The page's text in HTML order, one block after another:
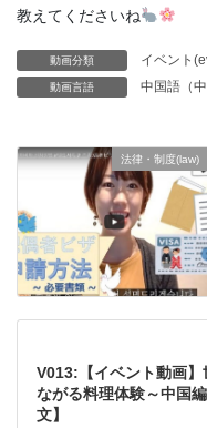
教えてくださいね
動画分類 イベント
動画言語 中国語（中
法律・制度(law)
V013:【イベント動画】
ながる料理体験～中国
文】